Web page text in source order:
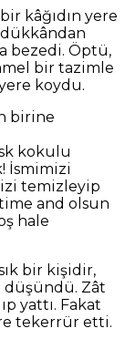
kâğıdın yere
bezedi. Öptü,
bir tazimle
koydu.
birine
kokulu
İsmimizi
temizleyip
and olsun
hale
bir kişidir,
düşündü. Zât
yattı. Fakat
tekerrür etti.